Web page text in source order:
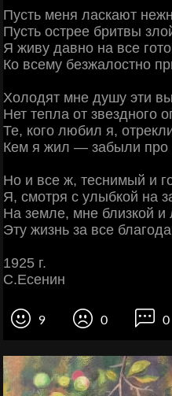
Пусть меня ласкают
Пусть острее бритвы
Я живу давно на все
Ко всему безжалостно
Холодят мне душу эти
Нет тепла от звездного
Те, кого любил я,
Кем я жил — забыли про
Но и все ж, теснимый и
Я, смотря с улыбкой на
На земле, мне близкой
Эту жизнь за все
1925 г.
С.Есенин
9 0 0